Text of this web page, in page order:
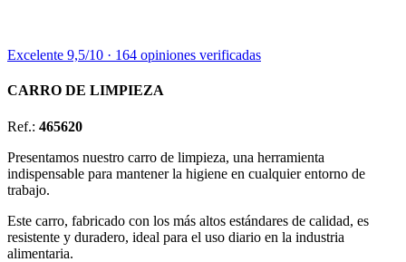
Excelente 9,5/10 · 164 opiniones verificadas
CARRO DE LIMPIEZA
Ref.: 465620
Presentamos nuestro carro de limpieza, una herramienta
indispensable para mantener la higiene en cualquier entorno de
trabajo.
Este carro, fabricado con los más altos estándares de calidad, es
resistente y duradero, ideal para el uso diario en la industria
alimentaria.